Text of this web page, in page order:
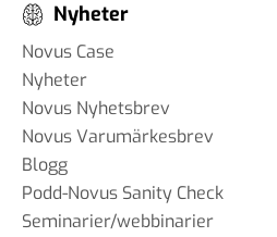
Nyheter
Novus Case
Nyheter
Novus Nyhetsbrev
Novus Varumärkesbrev
Blogg
Podd-Novus Sanity Check
Seminarier/webbinarier